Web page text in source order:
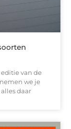
van de
we je
daar